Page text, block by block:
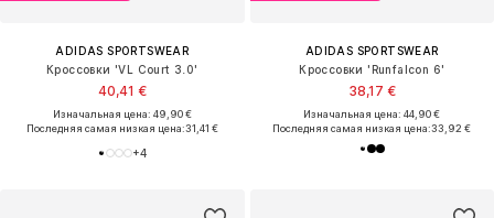
ADIDAS SPORTSWEAR
Кроссовки 'VL Court 3.0'
40,41 €
Изначальная цена: 49,90 €
Последняя самая низкая цена:31,41 €
+4
ADIDAS SPORTSWEAR
Кроссовки 'Runfalcon 6'
38,17 €
Изначальная цена: 44,90 €
Последняя самая низкая цена:33,92 €